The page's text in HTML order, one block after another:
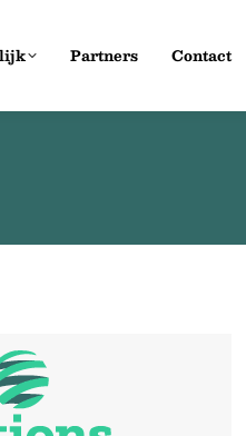
Partners Contact